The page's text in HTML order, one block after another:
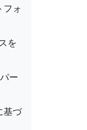
フォ
を
ー
基づ